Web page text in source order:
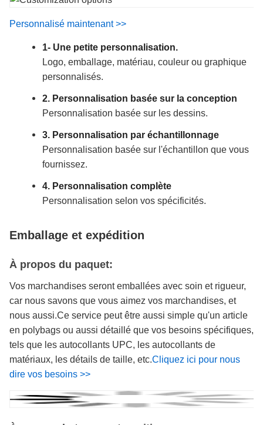
Personnalisé maintenant >>
1- Une petite personnalisation.
Logo, emballage, matériau, couleur ou graphique
personnalisés.
2. Personnalisation basée sur la conception
Personnalisation basée sur les dessins.
3. Personnalisation par échantillonnage
Personnalisation basée sur l'échantillon que vous
fournissez.
4. Personnalisation complète
Personnalisation selon vos spécificités.
Emballage et expédition
À propos du paquet:
Vos marchandises seront emballées avec soin et rigueur,
car nous savons que vous aimez vos marchandises, et
nous aussi.Ce service peut être aussi simple qu'un article
en polybags ou aussi détaillé que vos besoins spécifiques,
tels que les autocollants UPC, les autocollants de
matériaux, les détails de taille, etc.Cliquez ici pour nous
dire vos besoins >>